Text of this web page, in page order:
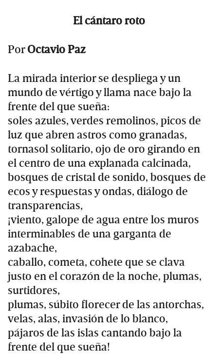
El cántaro roto
PorOctavio Paz
La mirada interior se despliega y un
mundo de vértigo y llama nace bajo la
frente del que sueña:
soles azules, verdes remolinos, picos de
luz que abren astros como granadas,
tornasol solitario, ojo de oro girando en
el centro de una explanada calcinada,
bosques de cristal de sonido, bosques de
ecos y respuestas y ondas, diálogo de
transparencias,
¡viento, galope de agua entre los muros
interminables de una garganta de
azabache,
caballo, cometa, cohete que se clava
justo en el corazón de la noche, plumas,
surtidores,
plumas, súbito florecer de las antorchas,
velas, alas, invasión de lo blanco,
pájaros de las islas cantando bajo la
frente del que sueña!